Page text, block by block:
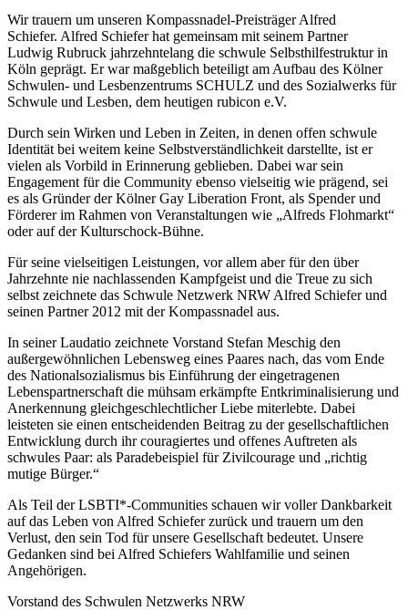
Wir trauern um unseren Kompassnadel-Preisträger Alfred
Schiefer. Alfred Schiefer hat gemeinsam mit seinem Partner
Ludwig Rubruck jahrzehntelang die schwule Selbsthilfestruktur in
Köln geprägt. Er war maßgeblich beteiligt am Aufbau des Kölner
Schwulen- und Lesbenzentrums SCHULZ und des Sozialwerks für
Schwule und Lesben, dem heutigen rubicon e.V.
Durch sein Wirken und Leben in Zeiten, in denen offen schwule
Identität bei weitem keine Selbstverständlichkeit darstellte, ist er
vielen als Vorbild in Erinnerung geblieben. Dabei war sein
Engagement für die Community ebenso vielseitig wie prägend, sei
es als Gründer der Kölner Gay Liberation Front, als Spender und
Förderer im Rahmen von Veranstaltungen wie „Alfreds Flohmarkt“
oder auf der Kulturschock-Bühne.
Für seine vielseitigen Leistungen, vor allem aber für den über
Jahrzehnte nie nachlassenden Kampfgeist und die Treue zu sich
selbst zeichnete das Schwule Netzwerk NRW Alfred Schiefer und
seinen Partner 2012 mit der Kompassnadel aus.
In seiner Laudatio zeichnete Vorstand Stefan Meschig den
außergewöhnlichen Lebensweg eines Paares nach, das vom Ende
des Nationalsozialismus bis Einführung der eingetragenen
Lebenspartnerschaft die mühsam erkämpfte Entkriminalisierung und
Anerkennung gleichgeschlechtlicher Liebe miterlebte. Dabei
leisteten sie einen entscheidenden Beitrag zu der gesellschaftlichen
Entwicklung durch ihr couragiertes und offenes Auftreten als
schwules Paar: als Paradebeispiel für Zivilcourage und „richtig
mutige Bürger.“
Als Teil der LSBTI*-Communities schauen wir voller Dankbarkeit
auf das Leben von Alfred Schiefer zurück und trauern um den
Verlust, den sein Tod für unsere Gesellschaft bedeutet. Unsere
Gedanken sind bei Alfred Schiefers Wahlfamilie und seinen
Angehörigen.
Vorstand des Schwulen Netzwerks NRW